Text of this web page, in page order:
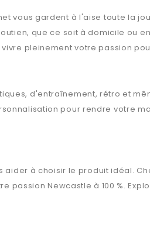
vous gardent à l'aise toute la
que ce soit à domicile ou
pleinement votre passion
d'entraînement, rétro et
pour rendre votre
aider à choisir le produit idéal.
passionNewcastle à 100 %.